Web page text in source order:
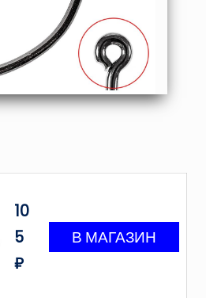
10
5
₽